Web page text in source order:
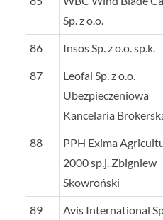
Sp. z o.o.
86 Insos Sp. z o.o. sp.k.
87
Leofal Sp. z o.o.
Ubezpieczeniowa
Kancelaria
88
PPH Exima
2000 sp.j. Zbigniew
Skowroński
89
Avis International